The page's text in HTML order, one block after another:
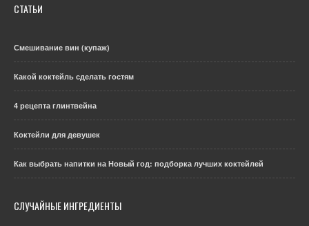
СТАТЬИ
Смешивание вин (купаж)
Какой коктейль сделать гостям
4 рецепта глинтвейна
Коктейли для девушек
Как выбрать напитки на Новый год: подборка лучших коктейлей
СЛУЧАЙНЫЕ ИНГРЕДИЕНТЫ